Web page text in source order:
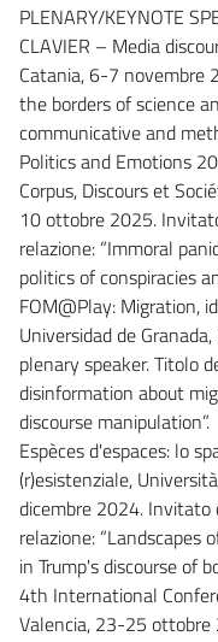
PLENARY/KEYNOTE
CLAVIER – Media
Catania, 6-7 novembre
the borders of science
communicative and
Politics and Emotions
Corpus, Discours et
10 ottobre 2025.
relazione: “Immoral
politics of conspiracies
FOM@Play: Migration,
Universidad de
plenary speaker. Titolo
disinformation about
discourse manipulation”.
Espèces d'espaces: lo
(r)esistenziale,
dicembre 2024. Invitato
relazione: “Landscapes
in Trump's discourse of
4th International
Valencia, 23-25 ottobre